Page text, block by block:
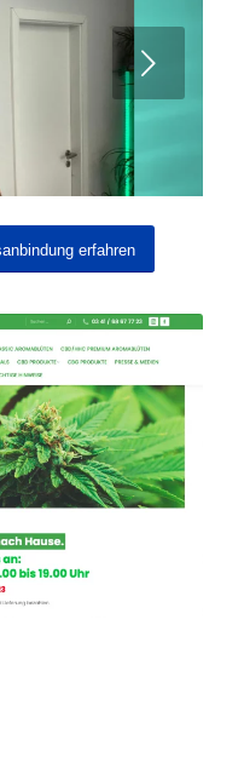
erfahren